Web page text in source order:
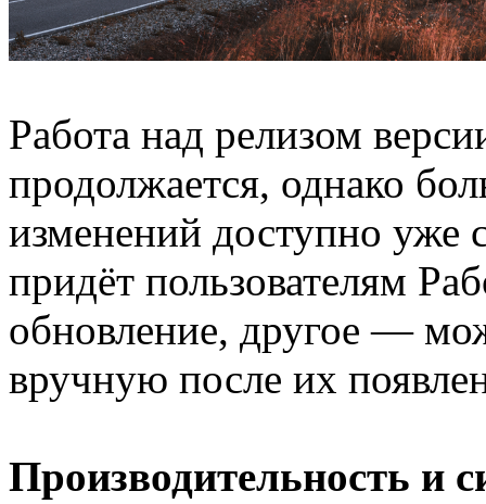
Работа над релизом
продолжается, однако
изменений доступно уже
придёт пользователям
обновление, другое —
вручную после их
Производительность и